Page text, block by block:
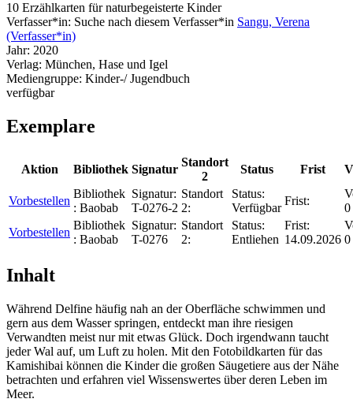
10 Erzählkarten für naturbegeisterte Kinder
Verfasser*in: Suche nach diesem Verfasser*in Sangu, Verena
(Verfasser*in)
Jahr: 2020
Verlag: München, Hase und Igel
Mediengruppe: Kinder-/ Jugendbuch
verfügbar
Exemplare
Aktion Bibliothek Signatur
Standort
2
Status Frist
Vorbestellen
Bibliothek
: Baobab
Signatur:
T-0276-2
Standort
2:
Status:
Verfügbar
Frist:
0
Vorbestellen
Bibliothek
: Baobab
Signatur:
T-0276
Standort
2:
Status:
Entliehen
Frist:
14.09.2026 0
Inhalt
Während Delfine häufig nah an der Oberfläche schwimmen und
gern aus dem Wasser springen, entdeckt man ihre riesigen
Verwandten meist nur mit etwas Glück. Doch irgendwann taucht
jeder Wal auf, um Luft zu holen. Mit den Fotobildkarten für das
Kamishibai können die Kinder die großen Säugetiere aus der Nähe
betrachten und erfahren viel Wissenswertes über deren Leben im
Meer.